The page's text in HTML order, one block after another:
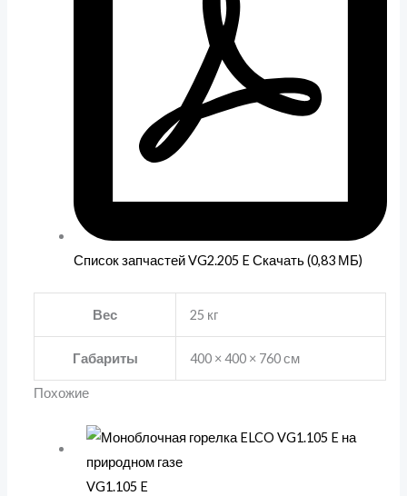
Список запчастей VG2.205 E Скачать (0,83 МБ)
Вес 25 кг
Габариты 400 × 400 × 760 см
Похожие
VG1.105 E